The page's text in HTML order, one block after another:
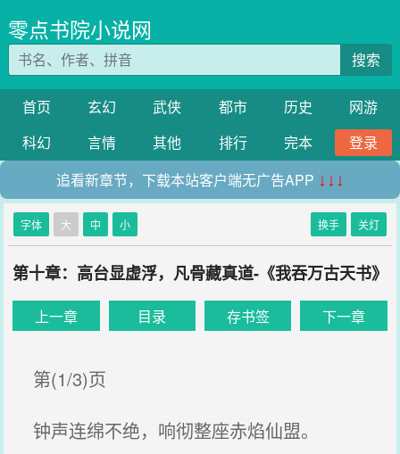
零点书院小说网
搜索
首页 玄幻 武侠 都市 历史
网游
科幻
言情 其他 排行 完本
登录
追看新章节，下载本站客户端无广告APP ↓↓↓
字体 大 中 小 换手 关灯
第十章：高台显虚浮，凡骨藏真道-《我吞万古天书》
上一章 目录 存书签 下一章
第(1/3)页
钟声连绵不绝，响彻整座赤焰仙盟。